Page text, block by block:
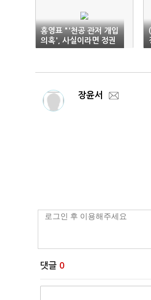
홍영표 "'천공 관저 개입
의혹', 사실이라면 정권
존립 흔드는 일"
장윤서
댓글 0